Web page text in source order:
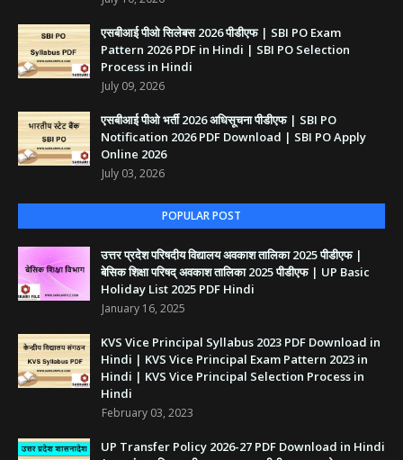
एसबीआई पीओ सिलेबस 2026 पीडीएफ | SBI PO Exam
Pattern 2026 PDF in Hindi | SBI PO Selection
Process in Hindi
July 09, 2026
एसबीआई पीओ भर्ती 2026 अधिसूचना पीडीएफ | SBI PO
Notification 2026 PDF Download | SBI PO Apply
Online 2026
July 03, 2026
POPULAR POST
उत्तर प्रदेश परिषदीय विद्यालय अवकाश तालिका 2025 पीडीएफ |
बेसिक शिक्षा परिषद् अवकाश तालिका 2025 पीडीएफ | UP Basic
Holiday List 2025 PDF Hindi
January 16, 2025
KVS Vice Principal Syllabus 2023 PDF Download in
Hindi | KVS Vice Principal Exam Pattern 2023 in
Hindi | KVS Vice Principal Selection Process in
Hindi
February 03, 2023
UP Transfer Policy 2026-27 PDF Download in Hindi